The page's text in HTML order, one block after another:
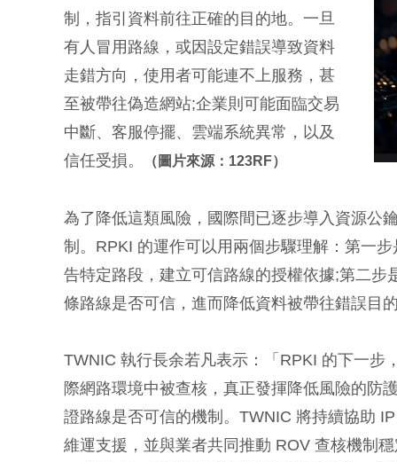
制，指引資料前往正確的目的地。一旦
有人冒用路線，或因設定錯誤導致資料
走錯方向，使用者可能連不上服務，甚
至被帶往偽造網站;企業則可能面臨交易
中斷、客服停擺、雲端系統異常，以及
信任受損。
（圖片來源：123RF）
為了降低這類風險，國際間已逐步導入資源公
制。RPKI 的運作可以用兩個步驟理解：第一
告特定路段，建立可信路線的授權依據;第二
條路線是否可信，進而降低資料被帶往錯誤目
TWNIC 執行長余若凡表示：「RPKI 的下一步
際網路環境中被查核，真正發揮降低風險的防
證路線是否可信的機制。TWNIC 將持續協助
維運支援，並與業者共同推動 ROV 查核機制